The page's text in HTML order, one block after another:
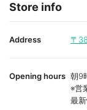
Store info
Address 〒
Opening hours 朝9
※営
最